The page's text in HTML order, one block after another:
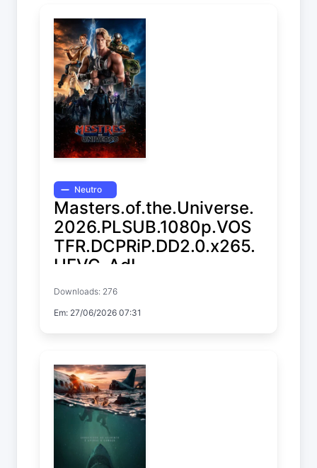
Neutro
Masters.of.the.Universe.
2026.PLSUB.1080p.VOS
TFR.DCPRiP.DD2.0.x265.
HEVC-AdL
Masters of the Universe
Downloads: 276
Em: 27/06/2026 07:31